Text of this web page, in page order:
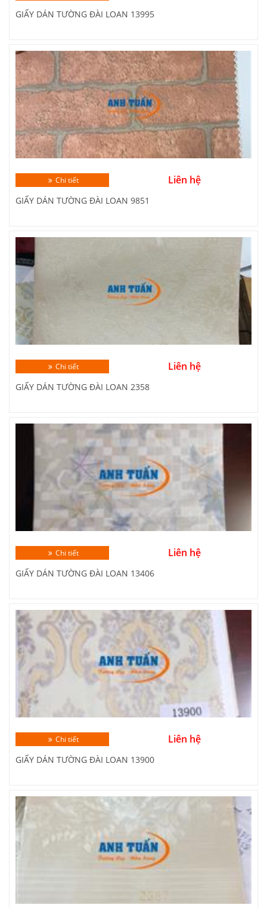
GIẤY DÁN TƯỜNG ĐÀI LOAN 13995
Chi tiết Liên hệ
GIẤY DÁN TƯỜNG ĐÀI LOAN 9851
Chi tiết Liên hệ
GIẤY DÁN TƯỜNG ĐÀI LOAN 2358
Chi tiết Liên hệ
GIẤY DÁN TƯỜNG ĐÀI LOAN 13406
Chi tiết Liên hệ
GIẤY DÁN TƯỜNG ĐÀI LOAN 13900